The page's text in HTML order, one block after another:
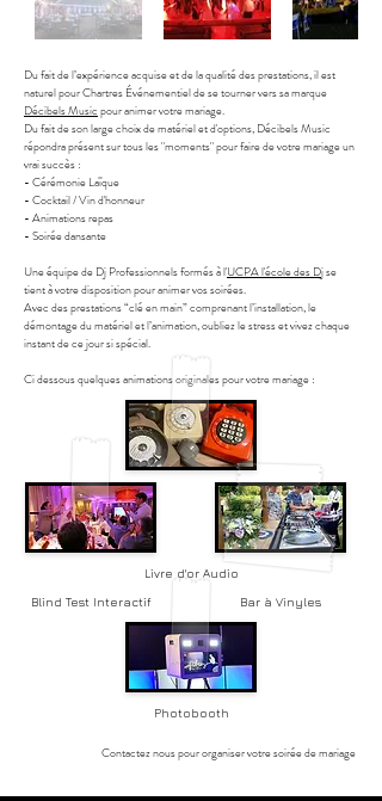
Du fait de l’expérience acquise et de la qualité des prestations, il est
naturel pour Chartres Événementiel de se tourner vers sa marque
Décibels Music pour animer votre mariage.
Du fait de son large choix de matériel et d'options, Décibels Music
répondra présent sur tous les "moments" pour faire de votre mariage un
vrai succès :
- Cérémonie Laïque
- Cocktail / Vin d'honneur
- Animations repas
- Soirée dansante
Une équipe de Dj Professionnels formés à l'UCPA l'école des Djse
tient àvotre disposition pour animer vos soirées.
Avec des prestations “clé en main” comprenant l’installation, le
démontage du matériel et l’animation, oubliez le stress et vivez chaque
instant de ce jour si spécial.
Ci dessous quelques animations originales pour votre mariage :
Livre d'or Audio
Bar à Vinyles
Blind Test Interactif
Photobooth
Contactez nous pour organiser votre soirée de mariage